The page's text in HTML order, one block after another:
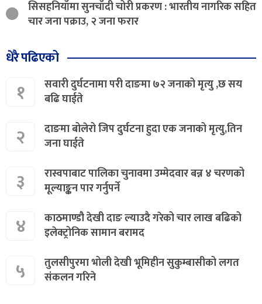
सिसहनियाँमा सुनचाँदी चोरी प्रकरण : भारतीय नागरिक सहित
चार जना पक्राउ, २ जना फरार
धेरै पढिएको
१
सवारी दुर्घटनामा परी दाङमा ७२ जनाको मृत्यु ,छ सय
बढि घाईते
२
दाङमा बोलेरो जिप दुर्घटना हुदा एक जनाको मृत्यु,तिन
जना घाईते
३
रास्वपाबाट पालिका चुनावमा उम्मेदवार बन्न ४ चरणको
मूल्याङ्कन पार गर्नुपर्ने
४
काठमाण्डौ देखी दाङ ल्याउदै गरेको चार लाख बढिको
इलेक्ट्रोनिक सामान बरामद
५
तुलसीपुरमा भोली देखी भूमिहीन सुकुम्बासीको लगत
संकलन गरिने